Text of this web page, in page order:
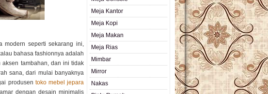
modern seperti sekarang ini,
bahasa fashionnya adalah
tambahan, dan ini tidak
sana, dari mulai banyaknya
produsen toko mebel jepara
dengan desain minimalis
Meja Kantor
Meja Kopi
Meja Makan
Meja Rias
Mimbar
Mirror
Nakas